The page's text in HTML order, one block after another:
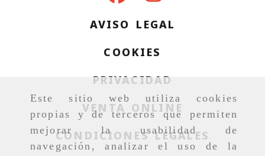
Este sitio web utiliza cookies
propias y de terceros que permiten
mejorar la usabilidad de
navegación, analizar el uso de la
AVISO LEGAL
COOKIES
PRIVACIDAD
VENTA ONLINE
CONDICIONES LEGALES